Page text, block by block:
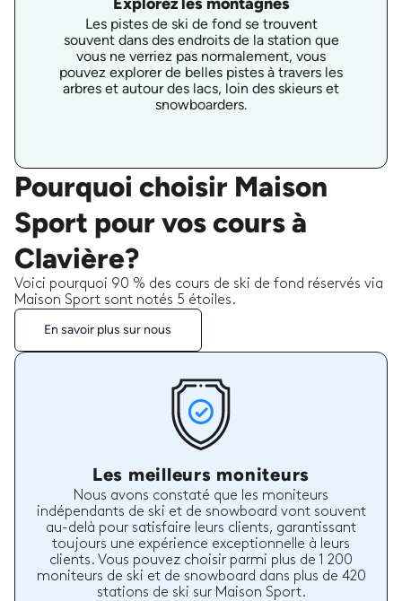
Les pistes de ski de fond se trouvent
souvent dans des endroits de la station que
vous ne verriez pas normalement, vous
pouvez explorer de belles pistes à travers les
arbres et autour des lacs, loin des skieurs et
snowboarders.
Pourquoi choisir Maison
Sport pour vos cours à
Clavière?
Voici pourquoi 90 % des cours de ski de fond réservés via
Maison Sport sont notés 5 étoiles.
En savoir plus sur nous
Les meilleurs moniteurs
Nous avons constaté que les moniteurs
indépendants de ski et de snowboard vont souvent
au-delà pour satisfaire leurs clients, garantissant
toujours une expérience exceptionnelle à leurs
clients. Vous pouvez choisir parmi plus de 1 200
moniteurs de ski et de snowboard dans plus de 420
stations de ski sur Maison Sport.